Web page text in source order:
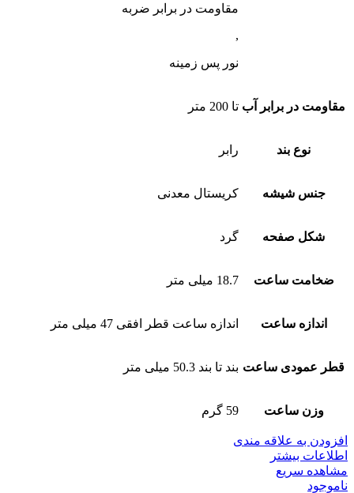
مقاومت در برابر ضربه
,
نور پس زمینه
مقاومت در برابر آب تا 200 متر
نوع بند رابر
جنس شیشه کریستال معدنی
شکل صفحه گرد
ضخامت ساعت 18.7 میلی متر
اندازه ساعت اندازه ساعت قطر افقی 47 میلی متر
قطر عمودی ساعت بند تا بند 50.3 میلی متر
وزن ساعت 59 گرم
افزودن به علاقه مندی
اطلاعات بیشتر
مشاهده سریع
ناموجود